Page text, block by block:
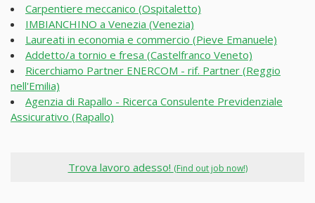
Carpentiere meccanico (Ospitaletto)
IMBIANCHINO a Venezia (Venezia)
Laureati in economia e commercio (Pieve Emanuele)
Addetto/a tornio e fresa (Castelfranco Veneto)
Ricerchiamo Partner ENERCOM - rif. Partner (Reggio
nell'Emilia)
Agenzia di Rapallo - Ricerca Consulente Previdenziale
Assicurativo (Rapallo)
Trova lavoro adesso! (Find out job now!)